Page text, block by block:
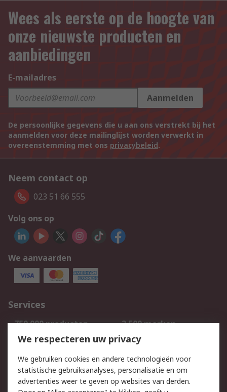
Wees als eerste op de hoogte van
onze nieuwste producten en
aanbiedingen
E-mailadres
Aanmelden
De persoonlijke gegevens die u aan ons verstrekt bij het
aanmelden voor deze mailinglijst worden verwerkt in
overeenstemming met ons privacybeleid.
Neem contact op
023 51 66 555
Volg ons op
We aanvaarden
Services
750.000 producten
2.500 merken
Bestellen
Inkoopoplossingen
Track & Trace
We respecteren uw privacy
We gebruiken cookies en andere technologieën voor
statistische gebruiksanalyses, personalisatie en om
advertenties weer te geven op websites van derden.